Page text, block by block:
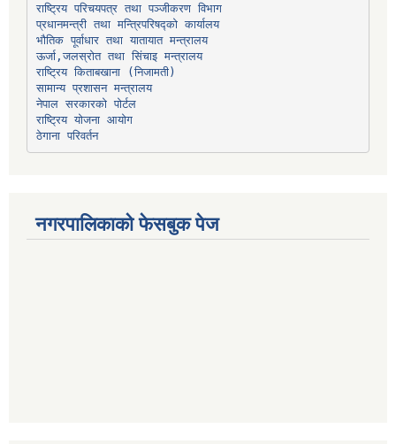
राष्ट्रिय परिचयपत्र तथा पञ्‍जीकरण विभाग
प्रधानमन्त्री तथा मन्त्रिपरिषद्को कार्यालय
भौतिक पूर्वाधार तथा यातायात मन्त्रालय
ऊर्जा,जलस्रोत तथा सिंचाइ मन्त्रालय
सामान्य प्रशासन मन्त्रालय
नेपाल सरकारको पोर्टल
राष्ट्रिय योजना आयोग
ठेगाना परिवर्तन
नगरपालिकाको फेसबुक पेज